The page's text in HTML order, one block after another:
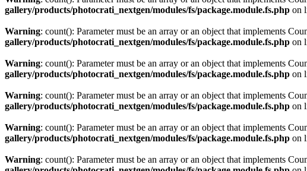
gallery/products/photocrati_nextgen/modules/fs/package.module.fs.php on
Warning: count(): Parameter must be an array or an object that implements
gallery/products/photocrati_nextgen/modules/fs/package.module.fs.php on
Warning: count(): Parameter must be an array or an object that implements
gallery/products/photocrati_nextgen/modules/fs/package.module.fs.php on
Warning: count(): Parameter must be an array or an object that implements
gallery/products/photocrati_nextgen/modules/fs/package.module.fs.php on
Warning: count(): Parameter must be an array or an object that implements
gallery/products/photocrati_nextgen/modules/fs/package.module.fs.php on
Warning: count(): Parameter must be an array or an object that implements